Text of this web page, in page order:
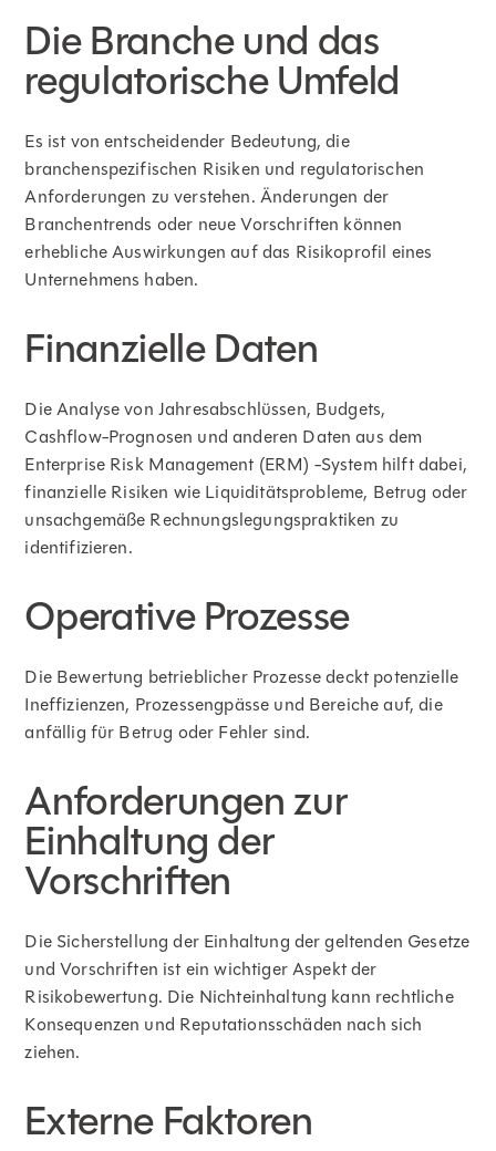
Die Branche und das
regulatorische Umfeld
Es ist von entscheidender Bedeutung, die
branchenspezifischen Risiken und regulatorischen
Anforderungen zu verstehen. Änderungen der
Branchentrends oder neue Vorschriften können
erhebliche Auswirkungen auf das Risikoprofil eines
Unternehmens haben.
Finanzielle Daten
Die Analyse von Jahresabschlüssen, Budgets,
Cashflow-Prognosen und anderen Daten aus dem
Enterprise Risk Management (ERM) -System hilft dabei,
finanzielle Risiken wie Liquiditätsprobleme, Betrug oder
unsachgemäße Rechnungslegungspraktiken zu
identifizieren.
Operative Prozesse
Die Bewertung betrieblicher Prozesse deckt potenzielle
Ineffizienzen, Prozessengpässe und Bereiche auf, die
anfällig für Betrug oder Fehler sind.
Anforderungen zur
Einhaltung der
Vorschriften
Die Sicherstellung der Einhaltung der geltenden Gesetze
und Vorschriften ist ein wichtiger Aspekt der
Risikobewertung. Die Nichteinhaltung kann rechtliche
Konsequenzen und Reputationsschäden nach sich
ziehen.
Externe Faktoren